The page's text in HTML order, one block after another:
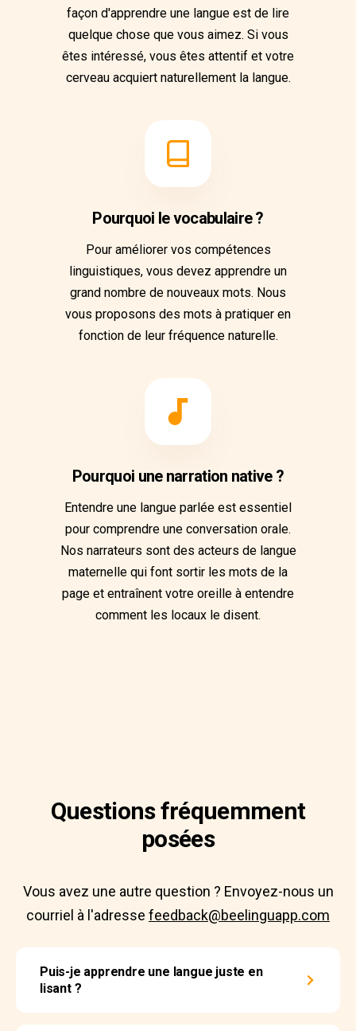
façon d'apprendre une langue est de lire
quelque chose que vous aimez. Si vous
êtes intéressé, vous êtes attentif et votre
cerveau acquiert naturellement la langue.
Pourquoi le vocabulaire ?
Pour améliorer vos compétences
linguistiques, vous devez apprendre un
grand nombre de nouveaux mots. Nous
vous proposons des mots à pratiquer en
fonction de leur fréquence naturelle.
Pourquoi une narration native ?
Entendre une langue parlée est essentiel
pour comprendre une conversation orale.
Nos narrateurs sont des acteurs de langue
maternelle qui font sortir les mots de la
page et entraînent votre oreille à entendre
comment les locaux le disent.
Questions fréquemment
posées
Vous avez une autre question ? Envoyez-nous un
courriel à l'adresse feedback@beelinguapp.com
Puis-je apprendre une langue juste en
lisant ?